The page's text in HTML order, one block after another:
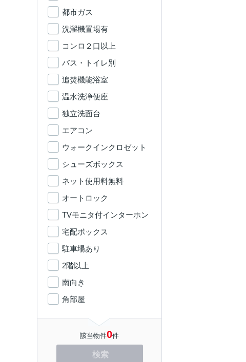
都市ガス
洗濯機置場有
コンロ２口以上
バス・トイレ別
追焚機能浴室
温水洗浄便座
独立洗面台
エアコン
ウォークインクロゼット
シューズボックス
ネット使用料無料
オートロック
TVモニタ付インターホン
宅配ボックス
駐車場あり
2階以上
南向き
角部屋
該当物件0件
検索